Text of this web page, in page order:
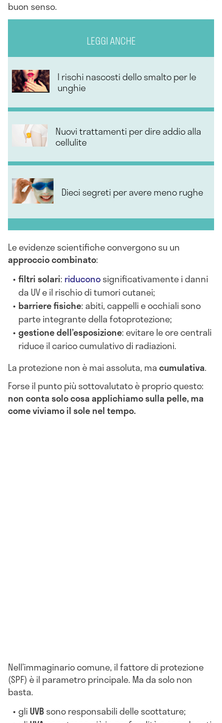
buon senso.
LEGGI ANCHE
I rischi nascosti dello smalto per le
unghie
Nuovi trattamenti per dire addio alla
cellulite
Dieci segreti per avere meno rughe
Le evidenze scientifiche convergono su un
approccio combinato:
filtri solari: riduconosignificativamente i danni
da UV e il rischio di tumori cutanei;
barriere fisiche: abiti, cappelli e occhiali sono
parte integrante della fotoprotezione;
gestione dell’esposizione: evitare le ore centrali
riduce il carico cumulativo di radiazioni.
La protezione non è mai assoluta, macumulativa.
Forse il punto più sottovalutato è proprio questo:
non conta solo cosa applichiamo sulla pelle, ma
come viviamo il sole nel tempo.
Nell’immaginario comune, il fattore di protezione
(SPF) è il parametro principale. Ma da solo non
basta.
gli UVBsono responsabili delle scottature;